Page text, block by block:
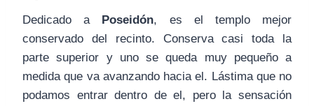
Dedicado a Poseidón, es el templo mejor
conservado del recinto. Conserva casi toda la
parte superior y uno se queda muy pequeño a
medida que va avanzando hacia el. Lástima que no
podamos entrar dentro de el, pero la sensación